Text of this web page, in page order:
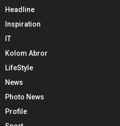
Headline
Inspiration
IT
Kolom Abror
LifeStyle
News
Photo News
Profile